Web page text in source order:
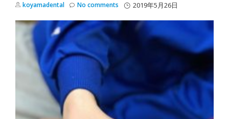
koyamadental 2019年5月26日
No comments